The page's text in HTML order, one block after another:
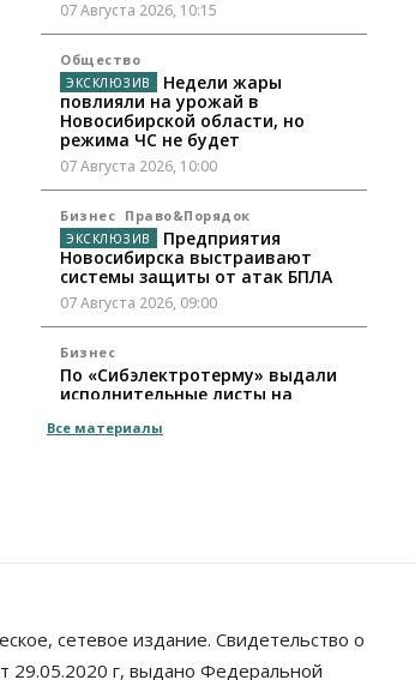
07 Августа 2026, 10:15
Общество
Недели жары
повлияли на урожай в
Новосибирской области, но
режима ЧС не будет
07 Августа 2026, 10:00
Бизнес Право&Порядок
Предприятия
Новосибирска выстраивают
системы защиты от атак БПЛА
07 Августа 2026, 09:00
Бизнес
По «Сибэлектротерму» выдали
исполнительные листы на
07 Августа 2026, 08:00
Мировые И Федеральные Новости
Россия построит в Киргизии
Все материалы
сетевое издание. Свидетельство о
г, выдано Федеральной